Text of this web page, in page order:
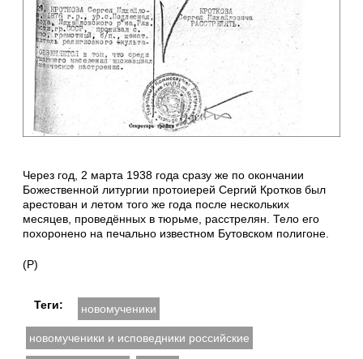
Через год, 2 марта 1938 года сразу же по окончании
Божественной литургии протоиерей Сергий Кротков был
арестован и летом того же года после нескольких
месяцев, проведённых в тюрьме, расстрелян. Тело его
похоронено на печально известном Бутовском полигоне.
(Р)
Теги: новомученики
новомученики и исповедники российские